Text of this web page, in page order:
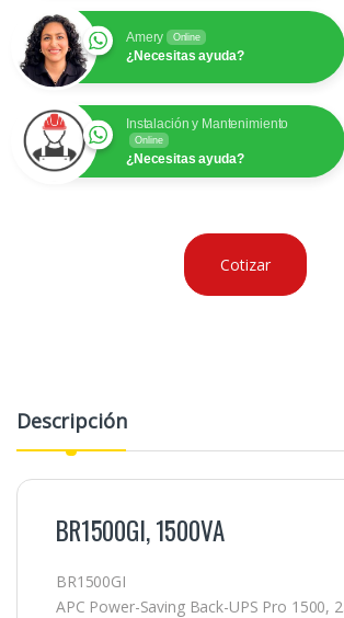
Amery Online
¿Necesitas ayuda?
Instalación y Mantenimiento
Online
¿Necesitas ayuda?
Cotizar
Descripción
BR1500GI, 1500VA
BR1500GI
APC Power-Saving Back-UPS Pro 1500,